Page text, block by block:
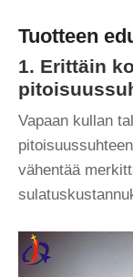
Tuotteen
1. Erittäin
Vapaan kullan
vähentää